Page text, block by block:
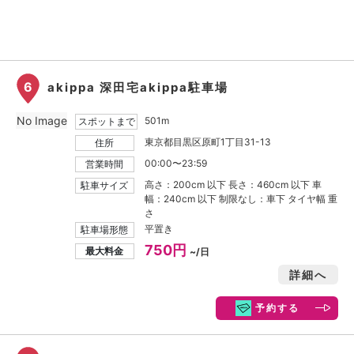
6 akippa 深田宅akippa駐車場
スポットまで
501m
住所
東京都目黒区原町1丁目31-13
営業時間
00:00〜23:59
駐車サイズ
高さ：200cm 以下 長さ：460cm 以下 車
幅：240cm 以下 制限なし：車下 タイヤ幅 重
さ
駐車場形態
平置き
最大料金
750円 ~/日
詳細へ
予約する
No Image